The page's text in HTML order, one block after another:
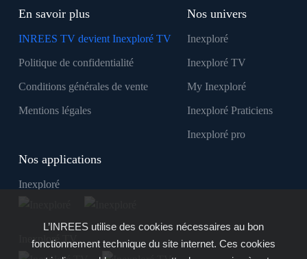
En savoir plus
INREES TV devient Inexploré TV
Politique de confidentialité
Conditions générales de vente
Mentions légales
Nos univers
Inexploré
Inexploré TV
My Inexploré
Inexploré Praticiens
Inexploré pro
Nos applications
Inexploré
Inexploré TV
L’INREES utilise des cookies nécessaires au bon
fonctionnement technique du site internet. Ces cookies